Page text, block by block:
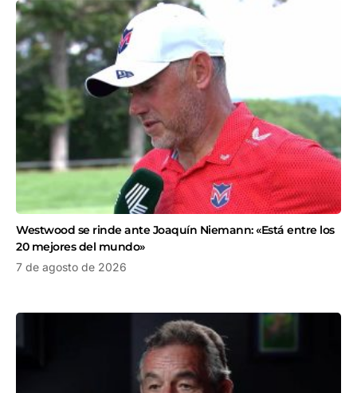
Westwood se rinde ante Joaquín Niemann: «Está entre los
20 mejores del mundo»
7 de agosto de 2026